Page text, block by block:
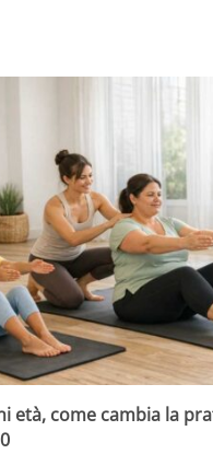
età, come cambia la